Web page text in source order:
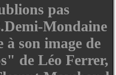
pas
Mondaine
à son image de
de Léo Ferrer,